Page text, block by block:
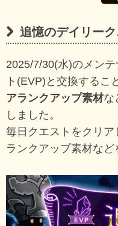
追憶のデイリー
2025/7/30(水)のメン
ト(EVP)と交換するこ
アランクアップ素材な
しました。
毎日クエストをクリ
ランクアップ素材など